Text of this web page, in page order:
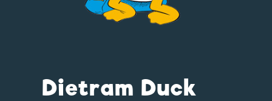
Dietram Duck